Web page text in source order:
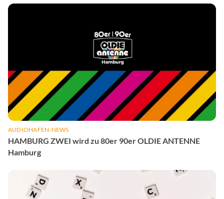
AUDIOHAFEN-NEWS
HAMBURG ZWEI wird zu 80er 90er OLDIE ANTENNE
Hamburg